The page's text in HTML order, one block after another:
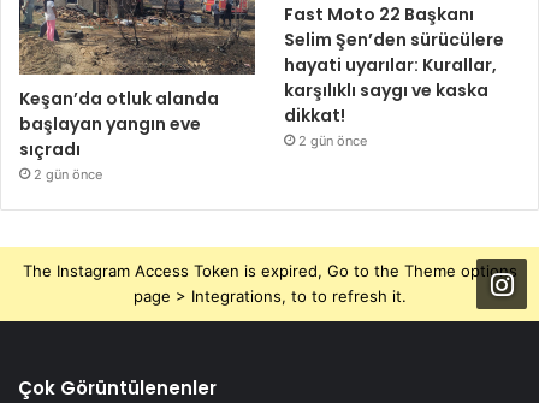
Keşan’da otluk alanda
başlayan yangın eve
sıçradı
2 gün önce
Fast Moto 22 Başkanı
Selim Şen’den sürücülere
hayati uyarılar: Kurallar,
karşılıklı saygı ve kaska
dikkat!
2 gün önce
The Instagram Access Token is expired, Go to the Theme options
page > Integrations, to to refresh it.
Çok Görüntülenenler